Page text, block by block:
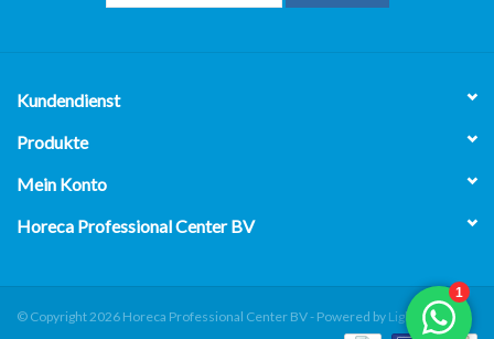
Kundendienst
Produkte
Mein Konto
Horeca Professional Center BV
© Copyright 2026 Horeca Professional Center BV - Powered by Lightspeed